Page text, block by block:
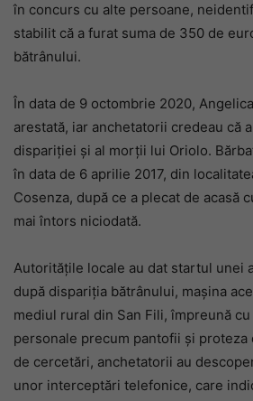
în concurs cu alte persoane,
stabilit că a furat suma de 350 de
bătrânului.
În data de 9 octombrie 2020,
arestată, iar anchetatorii credeau că
dispariției și al morții lui Oriolo.
în data de 6 aprilie 2017, din
Cosenza, după ce a plecat de acasă
mai întors niciodată.
Autoritățile locale au dat startul unei
după dispariția bătrânului, mașina
mediul rural din San Fili, împreună
personale precum pantofii și proteza
de cercetări, anchetatorii au
unor interceptări telefonice, care